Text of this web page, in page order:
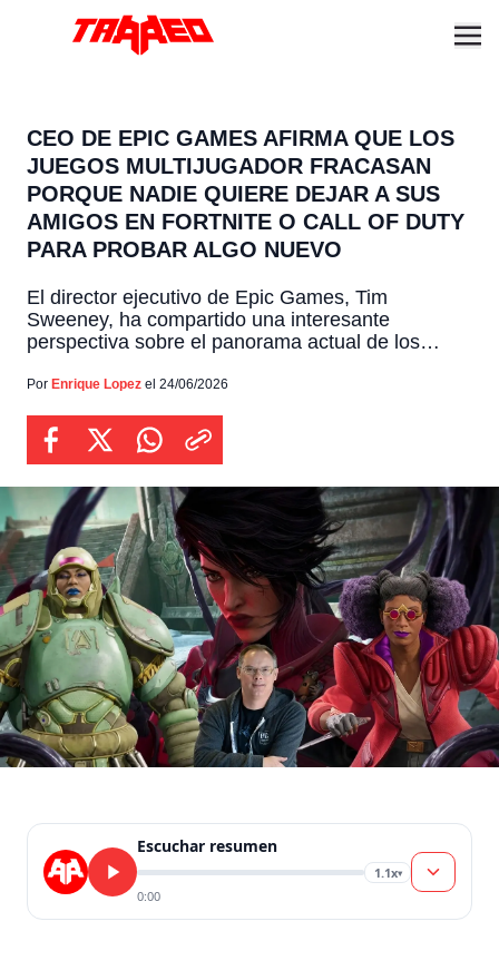
CEO DE EPIC GAMES AFIRMA QUE LOS
JUEGOS MULTIJUGADOR FRACASAN
PORQUE NADIE QUIERE DEJAR A SUS
AMIGOS EN FORTNITE O CALL OF DUTY
PARA PROBAR ALGO NUEVO
El director ejecutivo de Epic Games, Tim
Sweeney, ha compartido una interesante
perspectiva sobre el panorama actual de los
los nuevos lanzamientos de este tipo están
los usuarios no encuentran motivos reales para
abandonar a sus grupos de amigos en los títulos
Por Enrique Lopez el 24/06/2026
Escuchar resumen
1.1x▾
0:00